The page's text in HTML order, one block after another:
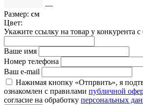
—
Размер: см
Цвет:
Укажите ссылку на товар у конкурента
Ваше имя
Номер телефона
Ваш e-mail
Нажимая кнопку «Отпрвить», я
ознакомлен с правилами публичной
согласие на обработку персональных